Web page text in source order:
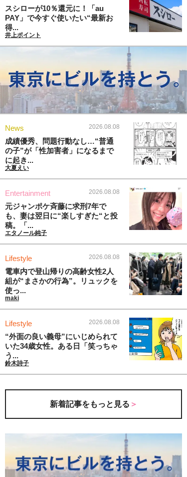
スシローが10％還元に！「au
PAY」で今すぐ使いたい“最新お
得...
井上ポイント
News 2026.08.08
成績優秀、問題行動なし…“普通
の子”が「性加害者」になるまで
に起き...
大夏えい
Entertainment 2026.08.08
元ジャンポケ斉藤に求刑7年で
も、妻は翌日に“楽しすぎた“と投
稿。「...
エタノール純子
Lifestyle 2026.08.08
電車内で登山帰りの高齢女性2人
組が“まさかの行為”。リュックを
使っ...
maki
Lifestyle 2026.08.08
“外面の良い義母”にいじめられて
いた34歳女性。ある日「笑っちゃ
う...
鈴木詩子
新着記事をもっと見る